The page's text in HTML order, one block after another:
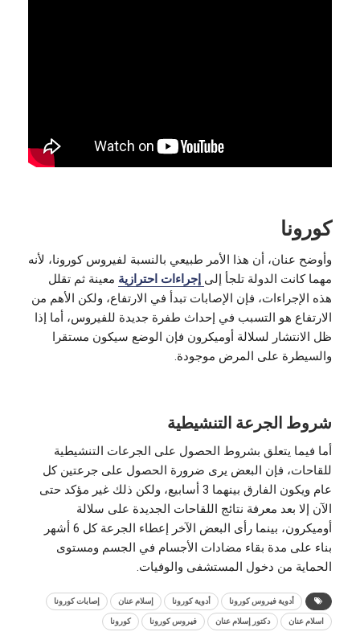
كورونا
وأوضح عنان، أن هذا الأمر طبيعي بالنسبة لفيروس كورونا، لأنه
مهما كانت الدولة تلجأ إلى إجراءات احترازية معينة ثم تقلل
هذه الإجراءات، فإن الإصابات تبدأ في الارتفاع، ولكن الأهم من
الارتفاع هو التسبب في إحداث طفرة جديدة للفيروس، أما إذا
ظل الانتشار لسلالة أوميكرون فإن الوضع سيكون مستقرا
والسيطرة على المرض موجودة.
شروط الجرعة التنشيطية
أما فيما يتعلق بشروط الحصول على الجرعات التنشيطية
للقاحات، فإن البعض يرى ضرورة الحصول على جرعتين كل
عام ويكون الفارق بينهما 3 أسابيع، ولكن ذلك غير مؤكد حتى
الآن إلا بعد معرفة نتائج اللقاحات الجديدة على سلالة
أوميكرون، بينما رأى البعض الآخر إعطاء الجرعة كل 6 أشهر
بناء على مدة بقاء مضادات الأجسام في الجسم ومستوى
الحماية من دخول المستشفى والوفيات.
أدوية فيروس كورونا أدوية كورونا إسلام عنان
إصابات كورونا
اسلام عنان
دكتور إسلام عنان فيروس كورونا كورونا